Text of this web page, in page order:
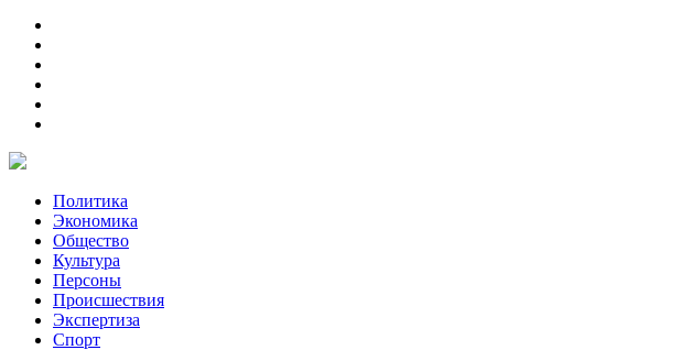
Политика
Экономика
Общество
Культура
Персоны
Происшествия
Экспертиза
Спорт